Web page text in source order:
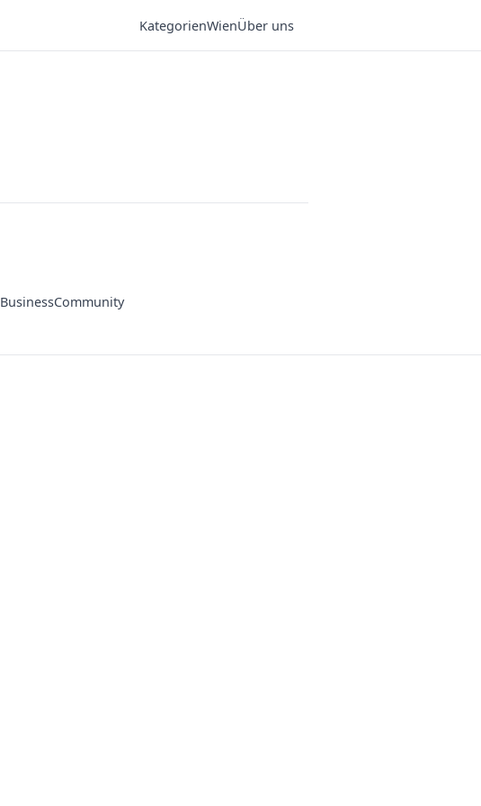
KategorienWienÜber uns
BusinessCommunity